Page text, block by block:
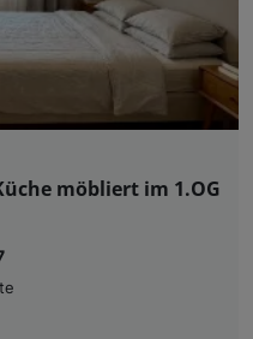
möbliert im 1.OG